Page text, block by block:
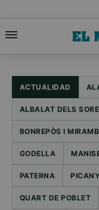
ACTUALIDAD
ALBALAT DELS
BONREPÒS I
GODELLA
PATERNA
QUART DE POBLET